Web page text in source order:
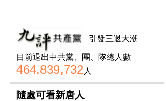
引發三退大潮
目前退出中共黨、團、隊總人數
464,839,732 人
隨處可看新唐人